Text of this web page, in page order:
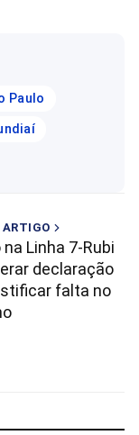
Paulo
ARTIGO
Linha 7-Rubi
declaração
falta no